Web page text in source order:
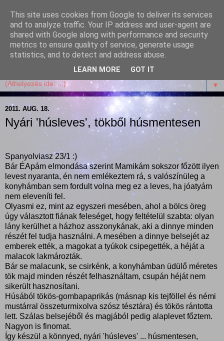
Garffyka
Szösszenetek a konyhámból, az életemből. Mosollyal,
receptekkel, vidámsággal, marcipánnal, csokival.
▼
2011. AUG. 18.
Nyári 'húsleves', tökből húsmentesen
Spanyolviasz 23/1 :)
Bár ÉApám elmondása szerint Mamikám sokszor főzött ilyen
levest nyaranta, én nem emlékeztem rá, s valószínüleg a
konyhámban sem fordult volna meg ez a leves, ha jóatyám
nem eleveníti fel.
Olyasmi ez, mint az egyszeri mesében, ahol a bölcs öreg
úgy választott fiának feleséget, hogy feltételül szabta: olyan
lány kerülhet a házhoz asszonykának, aki a dinnye minden
részét fel tudja használni. A mesében a dinnye belsejét az
emberek ették, a magokat a tyúkok csipegették, a héját a
malacok lakmározták.
Bár se malacunk, se csirkénk, a konyhámban üdülő méretes
tök majd minden részét felhasználtam, csupán héját nem
sikerült hasznosítani.
Húsából tökös-gombapaprikás (másnap kis tejföllel és némi
mustárral összeturmixolva szósz tésztára) és tökös rántotta
lett. Szálas belsejéből és magjából pedig alaplevet főztem.
Nagyon is finomat.
Így készül a könnyed, nyári 'húsleves' ... húsmentesen,
This site uses cookies from Google to deliver its services
and to analyze traffic. Your IP address and user-agent are
shared with Google along with performance and security
metrics to ensure quality of service, generate usage
statistics, and to detect and address abuse.
LEARN MORE GOT IT